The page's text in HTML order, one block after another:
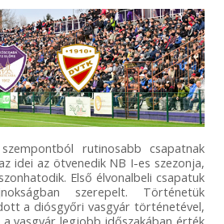
rutinosabb csapatnak
idei az ötvenedik NB I-es szezonja,
Első élvonalbeli csapatuk
szerepelt. Történetük
a diósgyőri vasgyár történetével,